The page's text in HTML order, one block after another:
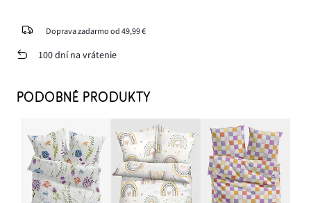
Doprava zadarmo od 49,99 €
100 dní na vrátenie
PODOBNÉ PRODUKTY